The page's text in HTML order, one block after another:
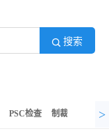
搜索
PSC检查 制裁记录 异
>